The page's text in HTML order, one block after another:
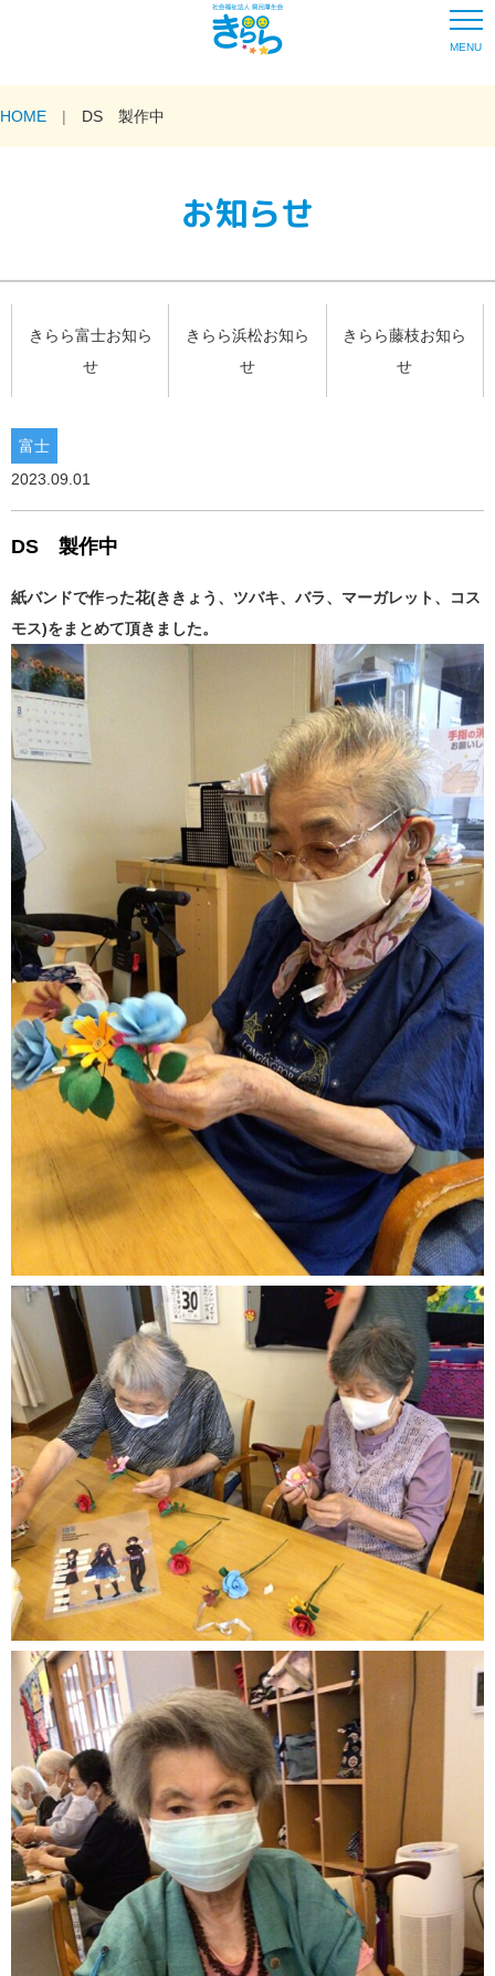
MENU
HOME DS 製作中
お知らせ
きらら富士お知ら
せ
きらら浜松お知ら
せ
きらら藤枝お知ら
せ
富士
2023.09.01
DS 製作中
紙バンドで作った花(ききょう、ツバキ、バラ、マーガレット、コス
モス)をまとめて頂きました。